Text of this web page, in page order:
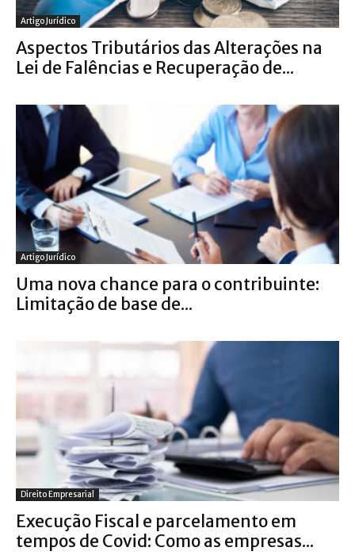
Artigo Jurídico
Aspectos Tributários das Alterações na
Lei de Falências e Recuperação de...
Artigo Jurídico
Uma nova chance para o contribuinte:
Limitação de base de...
Direito Empresarial
Execução Fiscal e parcelamento em
tempos de Covid: Como as empresas...